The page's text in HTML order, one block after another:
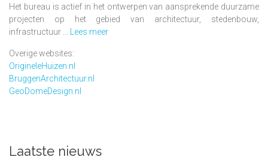
Het bureau is actief in het ontwerpen van aansprekende duurzame
projecten op het gebied van architectuur, stedenbouw,
infrastructuur ... Lees meer
Overige websites:
OrigineleHuizen.nl
BruggenArchitectuur.nl
GeoDomeDesign.nl
Laatste nieuws